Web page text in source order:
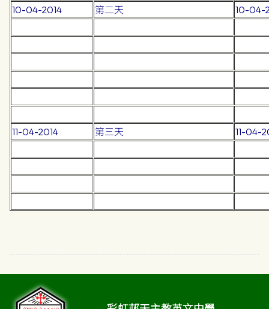
10-04-2014 第二天 10-04-
11-04-2014 第三天 11-04-